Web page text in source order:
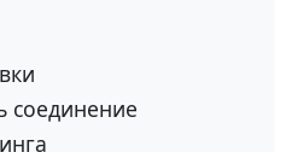
соединение